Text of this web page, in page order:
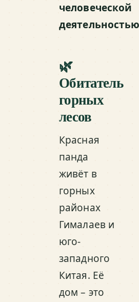
человеческой
🌿
Обитатель
горных
лесов
Красная
панда
живёт в
горных
районах
Гималаев и
юго-
западного
Китая. Её
дом – это